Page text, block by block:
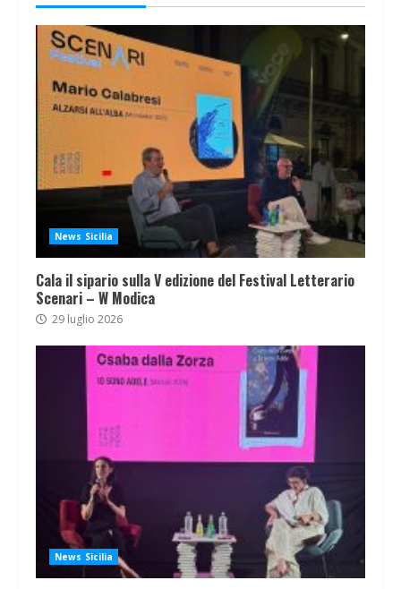
News Sicilia
Cala il sipario sulla V edizione del Festival Letterario
Scenari – W Modica
29 luglio 2026
News Sicilia